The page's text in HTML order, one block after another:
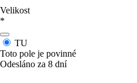
Velikost
*
TU
Toto pole je povinné
Odesláno za 8 dní